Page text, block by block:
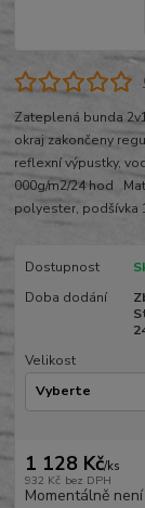
Zateplená bunda
okraj zakončeny
reflexní výpustky,
000g/m2/24 hod
polyester, podšívka
Dostupnost
Doba dodání
Velikost
1 128 Kč/ks
932 Kč bez DPH
Momentálně